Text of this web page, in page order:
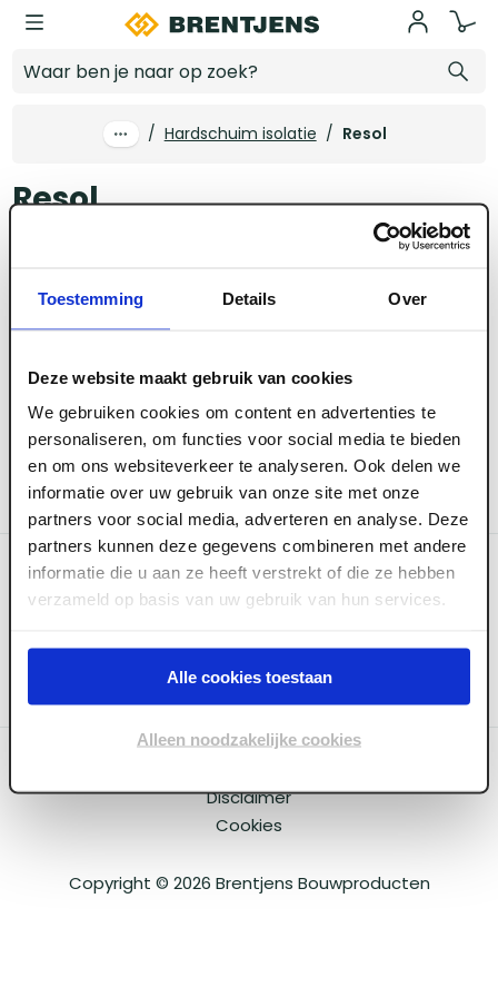
Toestemming Details Over
Deze website maakt gebruik van cookies
We gebruiken cookies om content en advertenties te
personaliseren, om functies voor social media te bieden
en om ons websiteverkeer te analyseren. Ook delen we
informatie over uw gebruik van onze site met onze
partners voor social media, adverteren en analyse. Deze
partners kunnen deze gegevens combineren met andere
informatie die u aan ze heeft verstrekt of die ze hebben
verzameld op basis van uw gebruik van hun services.
Alle cookies toestaan
Alleen noodzakelijke cookies
Ga naar hoofdinhoud
/ Hardschuim isolatie / Resol
Resol
geen producten
We konden geen resultaten vinden
Categoriëen
Algemene voorwaarden
Disclaimer
Cookies
Copyright © 2026 Brentjens Bouwproducten